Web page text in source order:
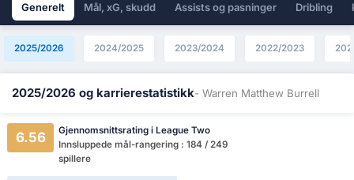
Generelt Mål, xG, skudd Assists og pasninger Dribling
2025/2026 2024/2025 2023/2024 2022/2023
2025/2026 og karrierestatistikk- Warren Matthew Burrell
6.56
Gjennomsnittsrating i League Two
Innsluppede mål-rangering : 184 / 249
spillere